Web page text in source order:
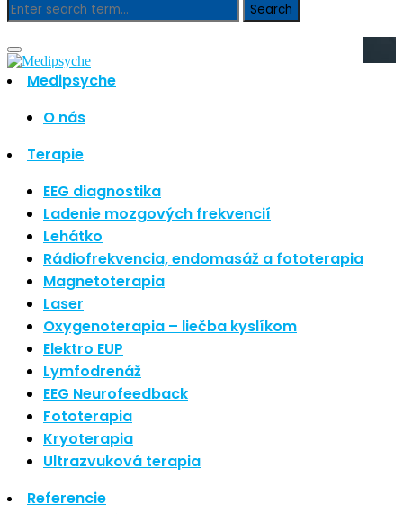
Medipsyche
O nás
Terapie
EEG diagnostika
Ladenie mozgových frekvencií
Lehátko
Rádiofrekvencia, endomasáž a fototerapia
Magnetoterapia
Laser
Oxygenoterapia – liečba kyslíkom
Elektro EUP
Lymfodrenáž
EEG Neurofeedback
Fototerapia
Kryoterapia
Ultrazvuková terapia
Referencie
Blog
Hľadať
Najnovšie články
Nové polarizované svetlo
So psoriázou netreba žiť
Rozšírenie služieb
Hudba a vývoj mozgu
Najnovšie komentáre
Žiadne komentáre na zobrazenie.
Archív
september 2021
apríl 2021
august 2020
Kategórie